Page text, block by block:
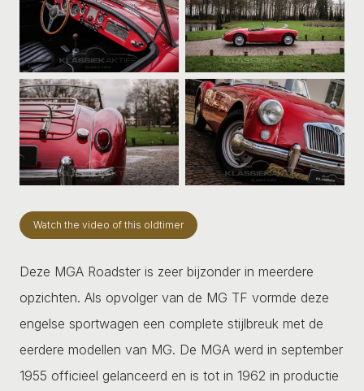
Watch the video of this oldtimer
Deze MGA Roadster is zeer bijzonder in meerdere
opzichten. Als opvolger van de MG TF vormde deze
engelse sportwagen een complete stijlbreuk met de
eerdere modellen van MG. De MGA werd in september
1955 officieel gelanceerd en is tot in 1962 in productie